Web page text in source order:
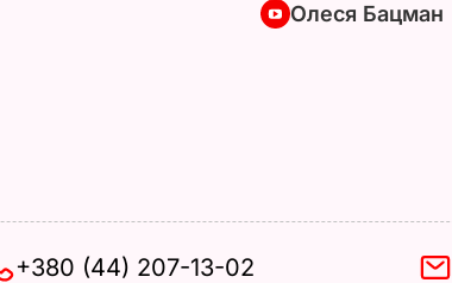
Олеся Бацман
+380 (44) 207-13-02